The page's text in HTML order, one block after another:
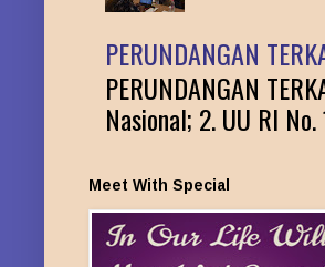
PERUNDANGAN
PERUNDANGAN
Nasional; 2. UU RI
Meet With Special